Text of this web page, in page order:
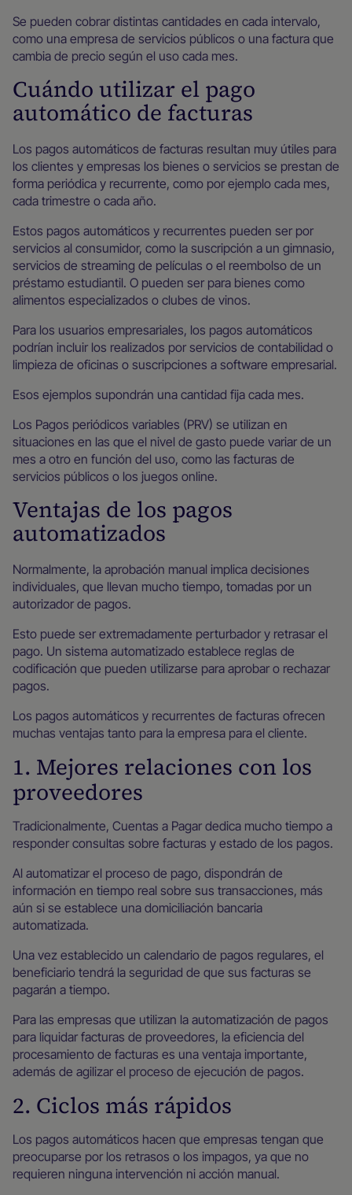
Se pueden cobrar distintas cantidades en cada intervalo,
como una empresa de servicios públicos o una factura que
cambia de precio según el uso cada mes.
Cuándo utilizar el pago
automático de facturas
Los pagos automáticos de facturas resultan muy útiles para
los clientes y empresas los bienes o servicios se prestan de
forma periódica y recurrente, como por ejemplo cada mes,
cada trimestre o cada año.
Estos pagos automáticos y recurrentes pueden ser por
servicios al consumidor, como la suscripción a un gimnasio,
servicios de streaming de películas o el reembolso de un
préstamo estudiantil. O pueden ser para bienes como
alimentos especializados o clubes de vinos.
Para los usuarios empresariales, los pagos automáticos
podrían incluir los realizados por servicios de contabilidad o
limpieza de oficinas o suscripciones a software empresarial.
Esos ejemplos supondrán una cantidad fija cada mes.
Los Pagos periódicos variables (PRV) se utilizan en
situaciones en las que el nivel de gasto puede variar de un
mes a otro en función del uso, como las facturas de
servicios públicos o los juegos online.
Ventajas de los pagos
automatizados
Normalmente, la aprobación manual implica decisiones
individuales, que llevan mucho tiempo, tomadas por un
autorizador de pagos.
Esto puede ser extremadamente perturbador y retrasar el
pago. Un sistema automatizado establece reglas de
codificación que pueden utilizarse para aprobar o rechazar
pagos.
Los pagos automáticos y recurrentes de facturas ofrecen
muchas ventajas tanto para la empresa para el cliente.
1. Mejores relaciones con los
proveedores
Tradicionalmente, Cuentas a Pagar dedica mucho tiempo a
responder consultas sobre facturas y estado de los pagos.
Al automatizar el proceso de pago, dispondrán de
información en tiempo real sobre sus transacciones, más
aún si se establece una domiciliación bancaria
automatizada.
Una vez establecido un calendario de pagos regulares, el
beneficiario tendrá la seguridad de que sus facturas se
pagarán a tiempo.
Para las empresas que utilizan la automatización de pagos
para liquidar facturas de proveedores, la eficiencia del
procesamiento de facturas es una ventaja importante,
además de agilizar el proceso de ejecución de pagos.
2. Ciclos más rápidos
Los pagos automáticos hacen que empresas tengan que
preocuparse por los retrasos o los impagos, ya que no
requieren ninguna intervención ni acción manual.